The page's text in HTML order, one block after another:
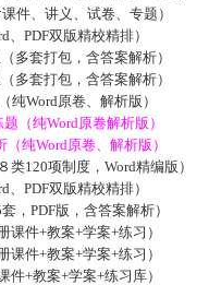
件、讲义、试卷、专题）
PDF双版精校精排）
多套打包，含答案解析）
多套打包，含答案解析）
纯Word原卷、解析版）
（纯Word原卷解析版）
纯Word原卷、解析版）
120项制度，Word精编版）
PDF双版精校精排）
，PDF版，含答案解析）
件+教案+学案+练习）
件+教案+学案+练习）
+教案+学案+练习库）